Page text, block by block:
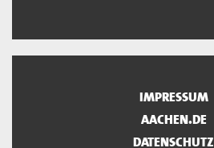
IMPRESSUM
AACHEN.DE
DATENSCHUTZ